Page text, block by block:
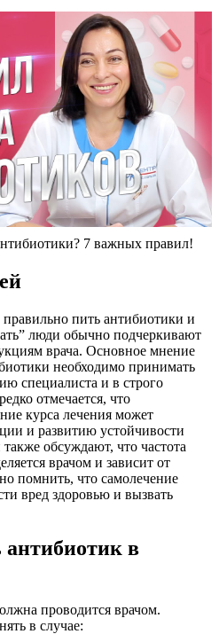
7 важных правил!
пить антибиотики и
люди обычно подчеркивают
врача. Основное мнение
необходимо принимать
специалиста и в строго
отмечается, что
курса лечения может
и развитию устойчивости
обсуждают, что частота
врачом и зависит от
помнить, что самолечение
вред здоровью и вызвать
в
проводится врачом.
в случае: